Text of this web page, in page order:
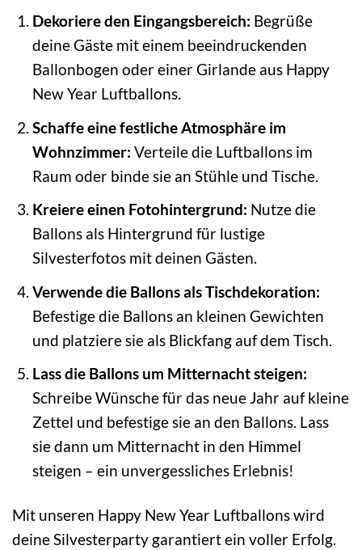
Dekoriere den Eingangsbereich: Begrüße
deine Gäste mit einem beeindruckenden
Ballonbogen oder einer Girlande aus Happy
New Year Luftballons.
Schaffe eine festliche Atmosphäre im
Wohnzimmer: Verteile die Luftballons im
Raum oder binde sie an Stühle und Tische.
Kreiere einen Fotohintergrund: Nutze die
Ballons als Hintergrund für lustige
Silvesterfotos mit deinen Gästen.
Verwende die Ballons als Tischdekoration:
Befestige die Ballons an kleinen Gewichten
und platziere sie als Blickfang auf dem Tisch.
Lass die Ballons um Mitternacht steigen:
Schreibe Wünsche für das neue Jahr auf kleine
Zettel und befestige sie an den Ballons. Lass
sie dann um Mitternacht in den Himmel
steigen – ein unvergessliches Erlebnis!
Mit unseren Happy New Year Luftballons wird
deine Silvesterparty garantiert ein voller Erfolg.